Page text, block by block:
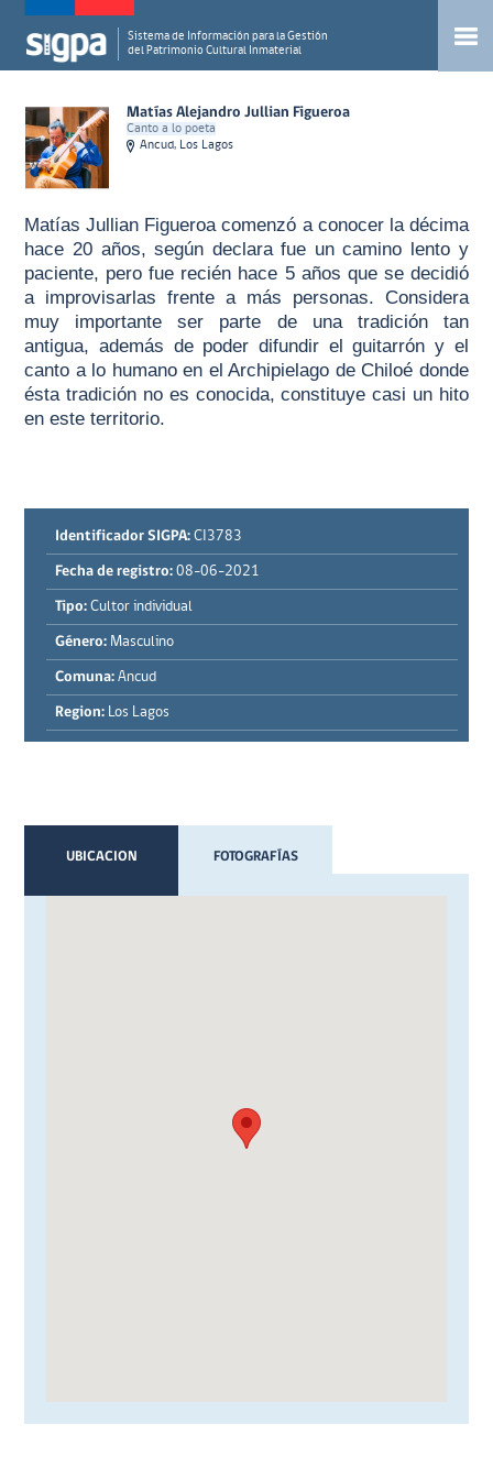
Sistema de Información para la Gestión
del Patrimonio Cultural Inmaterial
Matías Alejandro Jullian Figueroa
Canto a lo poeta
Ancud, Los Lagos
Matías Jullian Figueroa comenzó a conocer la décima
hace 20 años, según declara fue un camino lento y
paciente, pero fue recién hace 5 años que se decidió
a improvisarlas frente a más personas. Considera
muy importante ser parte de una tradición tan
antigua, además de poder difundir el guitarrón y el
canto a lo humano en el Archipielago de Chiloé donde
ésta tradición no es conocida, constituye casi un hito
en este territorio.
Identificador SIGPA: CI3783
Fecha de registro: 08-06-2021
Tipo: Cultor individual
Género: Masculino
Comuna: Ancud
Region: Los Lagos
UBICACION FOTOGRAFÍAS